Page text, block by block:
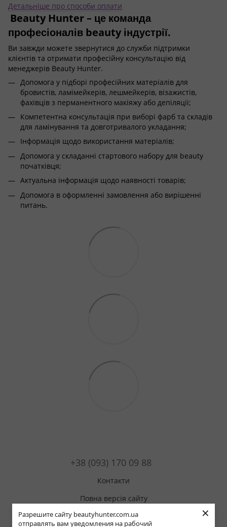
Разрешите сайту beautyhunter.com.ua
отправлять вам уведомления на рабочий
×
Детальніше про способи оплати
Beauty Hunter – це команда
професіоналів beauty індустрії.
Ви завжди можете звернутися до служби підтримки
клієнтів та отримати професійну консультацію від
менеджерів Beauty Hunter.
Допомога у підборі професійних матеріалів для
бровистів, ламімейкерів, лешмейкерів, візажистів,
фахівців з перманентного макіяжу або депіляції;
Компетентна консультація при виборі фарб та складів
для ламінування та довготривалого укладання;
Інформація щодо використання матеріалів;
Допомога у складанні стартового набору для beauty
початківця;
Актуальна інформація щодо наявності товарів;
Допомога в оформленні замовлення або вирішенні
питань.
+38 (093) 170 09 88
Контакти
Повна версія сайту
Мапа сайту